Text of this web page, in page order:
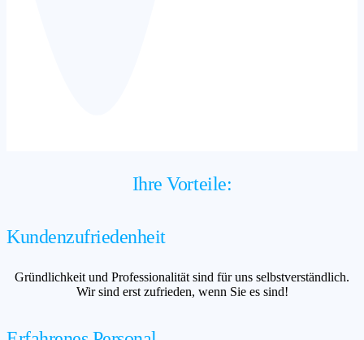
Ihre Vorteile:
Kundenzufriedenheit
Gründlichkeit und Professionalität sind für uns selbstverständlich.
Wir sind erst zufrieden, wenn Sie es sind!